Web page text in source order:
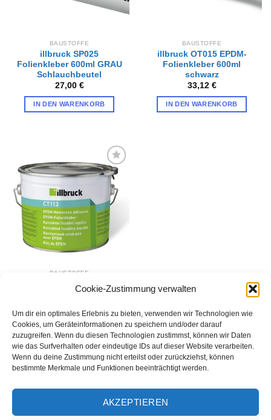
Cookie-Zustimmung verwalten
Um dir ein optimales Erlebnis zu bieten, verwenden wir Technologien wie
Cookies, um Geräteinformationen zu speichern und/oder darauf
zuzugreifen. Wenn du diesen Technologien zustimmst, können wir Daten
wie das Surfverhalten oder eindeutige IDs auf dieser Website verarbeiten.
Wenn du deine Zustimmung nicht erteilst oder zurückziehst, können
bestimmte Merkmale und Funktionen beeinträchtigt werden.
AKZEPTIEREN
BAUSTOFFE
illbruck SP025
Folienkleber 600ml GRAU
Schlauchbeutel
27,00 €
IN DEN WARENKORB
BAUSTOFFE
illbruck OT015 EPDM-
Folienkleber 600ml
schwarz
33,12 €
IN DEN WARENKORB
Zur
Wunschliste
hinzufügen
BAUSTOFFE
illbruck CT113 EPDM-
Folienkleber 5,0l
IN DEN WARENKORB